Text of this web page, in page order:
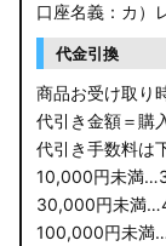
口座名義：カ）
代金引換
商品お受け取り
代引き金額＝購
代引き手数料は
10,000円未満
30,000円未満
100,000円未満